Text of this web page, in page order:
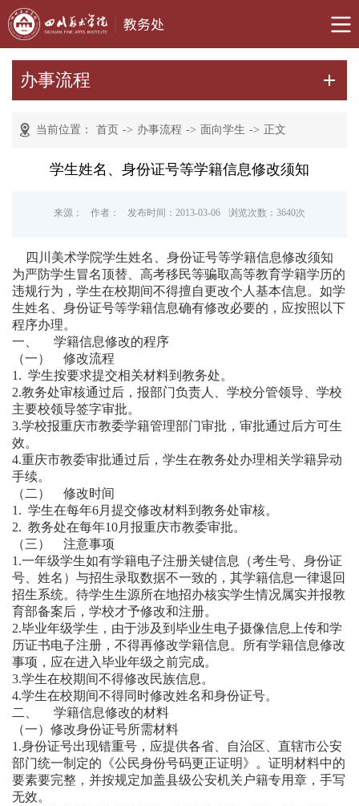
办事流程
当前位置： 首页 -> 办事流程 -> 面向学生 -> 正文
学生姓名、身份证号等学籍信息修改须知
来源： 作者： 发布时间：2013-03-06 浏览次数： 3640次
四川美术学院学生姓名、身份证号等学籍信息修改须知
为严防学生冒名顶替、高考移民等骗取高等教育学籍学历的
违规行为，学生在校期间不得擅自更改个人基本信息。如学
生姓名、身份证号等学籍信息确有修改必要的，应按照以下
程序办理。
一、 学籍信息修改的程序
（一） 修改流程
1. 学生按要求提交相关材料到教务处。
2.教务处审核通过后，报部门负责人、学校分管领导、学校
主要校领导签字审批。
3.学校报重庆市教委学籍管理部门审批，审批通过后方可生
效。
4.重庆市教委审批通过后，学生在教务处办理相关学籍异动
手续。
（二） 修改时间
1. 学生在每年6月提交修改材料到教务处审核。
2. 教务处在每年10月报重庆市教委审批。
（三） 注意事项
1.一年级学生如有学籍电子注册关键信息（考生号、身份证
号、姓名）与招生录取数据不一致的，其学籍信息一律退回
招生系统。待学生生源所在地招办核实学生情况属实并报教
育部备案后，学校才予修改和注册。
2.毕业年级学生，由于涉及到毕业生电子摄像信息上传和学
历证书电子注册，不得再修改学籍信息。所有学籍信息修改
事项，应在进入毕业年级之前完成。
3.学生在校期间不得修改民族信息。
4.学生在校期间不得同时修改姓名和身份证号。
二、 学籍信息修改的材料
（一）修改身份证号所需材料
1.身份证号出现错重号，应提供各省、自治区、直辖市公安
部门统一制定的《公民身份号码更正证明》。证明材料中的
要素要完整，并按规定加盖县级公安机关户籍专用章，手写
无效。